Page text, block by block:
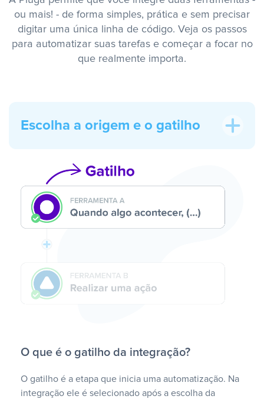
ou mais! - de forma simples, prática e sem precisar
digitar uma única linha de código. Veja os passos
para automatizar suas tarefas e começar a focar no
que realmente importa.
Escolha a origem e o gatilho
O que é o gatilho da integração?
O gatilho é a etapa que inicia uma automatização. Na
integração ele é selecionado após a escolha da